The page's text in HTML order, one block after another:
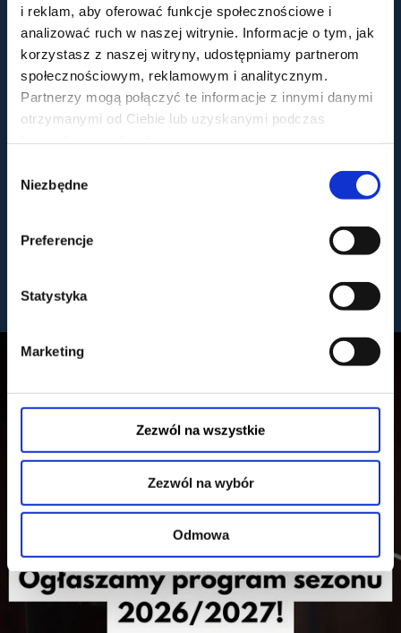
i reklam, aby oferować funkcje społecznościowe i
analizować ruch w naszej witrynie. Informacje o tym, jak
korzystasz z naszej witryny, udostępniamy partnerom
społecznościowym, reklamowym i analitycznym.
Partnerzy mogą połączyć te informacje z innymi danymi
otrzymanymi od Ciebie lub uzyskanymi podczas
zgody
Niezbędne
Preferencje
Statystyka
Marketing
Zezwól na wszystkie
Zezwól na wybór
Odmowa
FILHARMONIA
12.08.2026, Warszawa
kup bilet
12.08.2026, Warszawa
kup bilet
CIESZANÓW ROCK FESTIWAL
CZTERY STRONY FOLKLORU -
13.08.2026, Toruń
kup bilet